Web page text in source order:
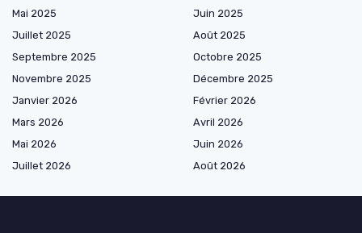
Mai 2025
Juin 2025
Juillet 2025
Août 2025
Septembre 2025
Octobre 2025
Novembre 2025
Décembre 2025
Janvier 2026
Février 2026
Mars 2026
Avril 2026
Mai 2026
Juin 2026
Juillet 2026
Août 2026